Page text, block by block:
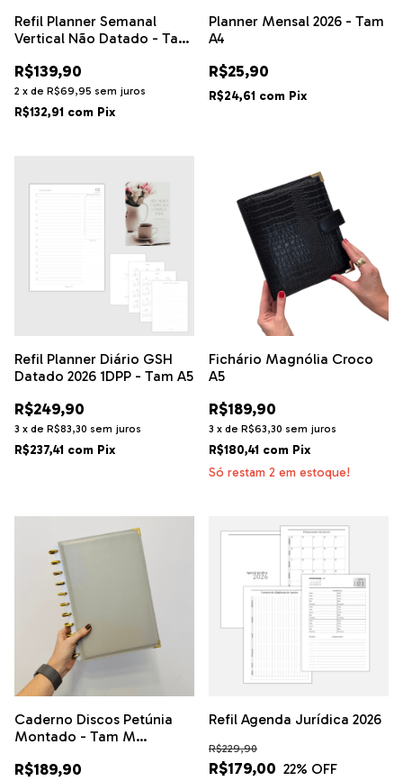
Refil Planner Semanal
Vertical Não Datado - Tam
R$139,90
2 x de R$69,95 sem juros
R$132,91 com Pix
Planner Mensal 2026 - Tam
A4
R$25,90
R$24,61 com Pix
Refil Planner Diário GSH
Datado 2026 1DPP - Tam A5
R$249,90
3 x de R$83,30 sem juros
R$237,41 com Pix
Fichário Magnólia Croco
A5
R$189,90
3 x de R$63,30 sem juros
R$180,41 com Pix
Só restam 2 em estoque!
Caderno Discos Petúnia
Montado - Tam M
R$189,90
Refil Agenda Jurídica 2026
R$179,00
R$229,90
22% OFF